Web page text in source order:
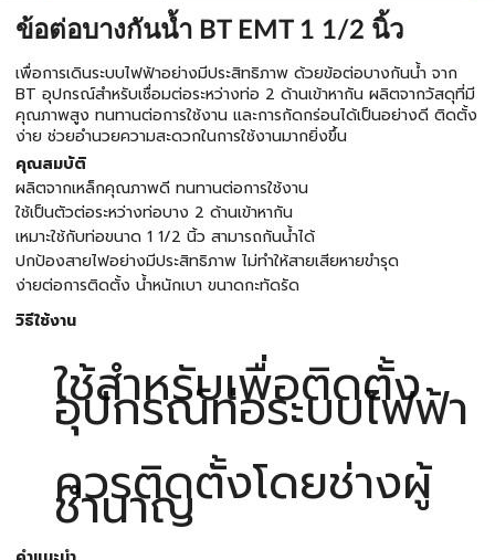
ข้อต่อบางกันน้ำ BT EMT 1 1/2 นิ้ว
เพื่อการเดินระบบไฟฟ้าอย่างมีประสิทธิภาพ ด้วยข้อต่อบางกันน้ำ จาก
BT อุปกรณ์สำหรับเชื่อมต่อระหว่างท่อ 2 ด้านเข้าหากัน ผลิตจากวัสดุที่มี
คุณภาพสูง ทนทานต่อการใช้งาน และการกัดกร่อนได้เป็นอย่างดี ติดตั้ง
ง่าย ช่วยอำนวยความสะดวกในการใช้งานมากยิ่งขึ้น
คุณสมบัติ
ผลิตจากเหล็กคุณภาพดี ทนทานต่อการใช้งาน
ใช้เป็นตัวต่อระหว่างท่อบาง 2 ด้านเข้าหากัน
เหมาะใช้กับท่อขนาด 1 1/2 นิ้ว สามารถกันน้ำได้
ปกป้องสายไฟอย่างมีประสิทธิภาพ ไม่ทำให้สายเสียหายขำรุด
ง่ายต่อการติดตั้ง น้ำหนักเบา ขนาดกะทัดรัด
วิธีใช้งาน
ใช้สำหรับเพื่อติดตั้ง
อุปกรณ์ท่อระบบไฟฟ้า
ควรติดตั้งโดยช่างผู้
ชำนาญ